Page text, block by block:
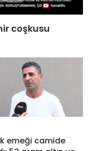
coşkusu
emeği camide